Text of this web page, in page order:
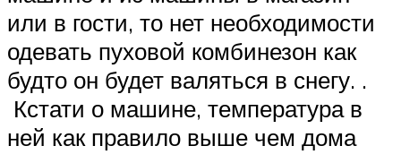
или в гости, то нет необходимости
одевать пуховой комбинезон как
будто он будет валяться в снегу. .
Кстати о машине, температура в
ней как правило выше чем дома